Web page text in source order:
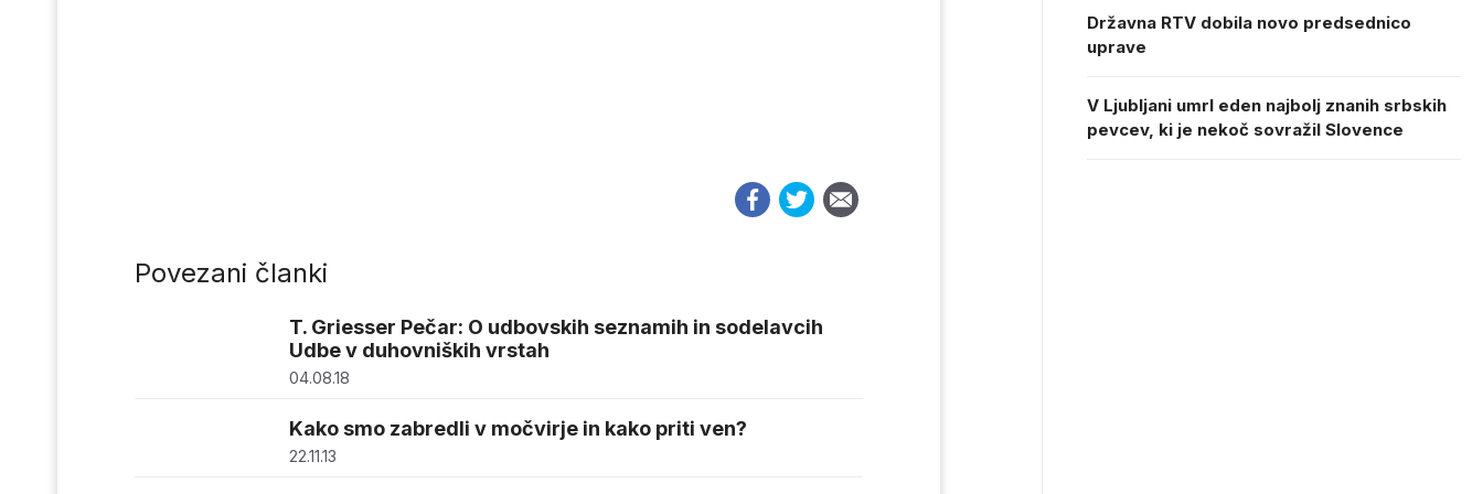
Povezani članki
T. Griesser Pečar: O udbovskih seznamih in sodelavcih
Udbe v duhovniških vrstah
04.08.18
Kako smo zabredli v močvirje in kako priti ven?
22.11.13
Državna RTV dobila novo predsednico
uprave
V Ljubljani umrl eden najbolj znanih srbskih
pevcev, ki je nekoč sovražil Slovence